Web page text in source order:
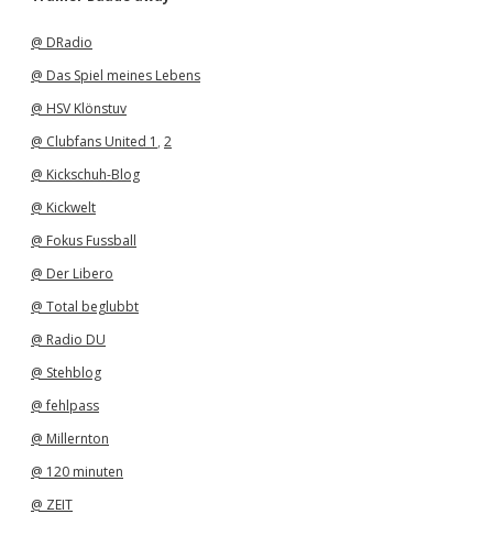
@ DRadio
@ Das Spiel meines Lebens
@ HSV Klönstuv
@ Clubfans United 1 , 2
@ Kickschuh-Blog
@ Kickwelt
@ Fokus Fussball
@ Der Libero
@ Total beglubbt
@ Radio DU
@ Stehblog
@ fehlpass
@ Millernton
@ 120 minuten
@ ZEIT